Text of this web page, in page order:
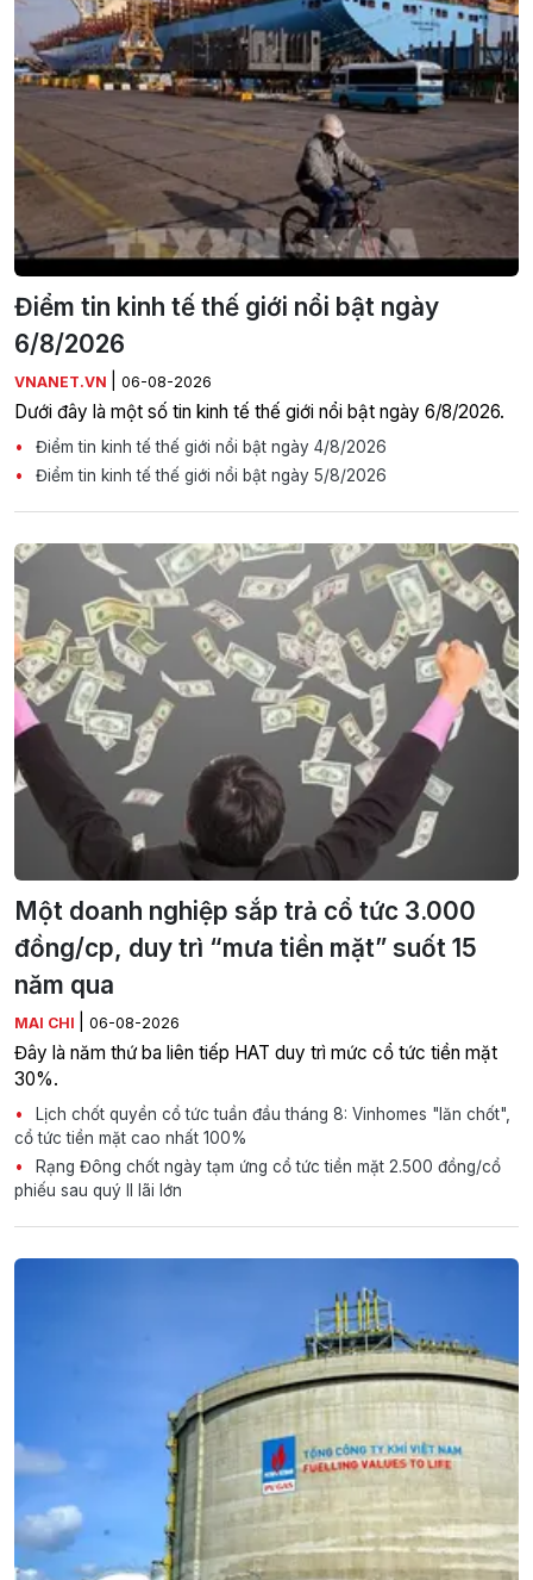
Điểm tin kinh tế thế giới nổi bật ngày
6/8/2026
VNANET.VN 06-08-2026
Dưới đây là một số tin kinh tế thế giới nổi bật ngày 6/8/2026.
Điểm tin kinh tế thế giới nổi bật ngày 4/8/2026
Điểm tin kinh tế thế giới nổi bật ngày 5/8/2026
Một doanh nghiệp sắp trả cổ tức 3.000
đồng/cp, duy trì “mưa tiền mặt” suốt 15
năm qua
MAI CHI 06-08-2026
Đây là năm thứ ba liên tiếp HAT duy trì mức cổ tức tiền mặt
30%.
Lịch chốt quyền cổ tức tuần đầu tháng 8: Vinhomes "lăn chốt",
cổ tức tiền mặt cao nhất 100%
Rạng Đông chốt ngày tạm ứng cổ tức tiền mặt 2.500 đồng/cổ
phiếu sau quý II lãi lớn